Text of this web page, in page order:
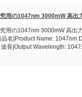
用の1047nm 3000mW 高出
用の1047nm 3000mW 高出
品名|Product Name: 1047nm
長|Output Wavelength: